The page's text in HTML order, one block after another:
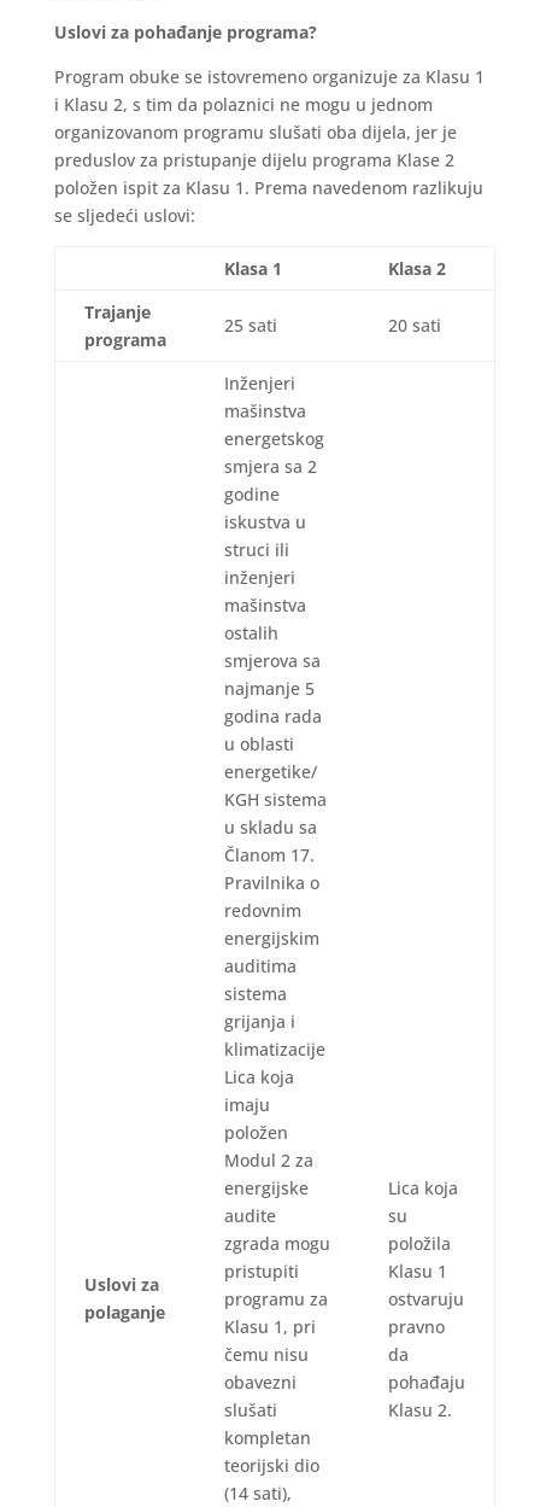
Uslovi za pohađanje programa?
Program obuke se istovremeno organizuje za Klasu 1
i Klasu 2, s tim da polaznici ne mogu u jednom
organizovanom programu slušati oba dijela, jer je
preduslov za pristupanje dijelu programa Klase 2
položen ispit za Klasu 1. Prema navedenom razlikuju
se sljedeći uslovi:
Klasa 1
Klasa 2
Trajanje
programa
25 sati 20 sati
Uslovi za
polaganje
Inženjeri
mašinstva
energetskog
smjera sa 2
godine
iskustva u
struci ili
inženjeri
mašinstva
ostalih
smjerova sa
najmanje 5
godina rada
u oblasti
energetike/
KGH sistema
u skladu sa
Članom 17.
Pravilnika o
redovnim
energijskim
auditima
sistema
grijanja i
klimatizacije
Lica koja
imaju
položen
Modul 2 za
energijske
audite
zgrada mogu
pristupiti
programu za
Klasu 1, pri
čemu nisu
obavezni
slušati
kompletan
teorijski dio
(14 sati),
Lica koja
su
položila
Klasu 1
ostvaruju
pravno
da
pohađaju
Klasu 2.